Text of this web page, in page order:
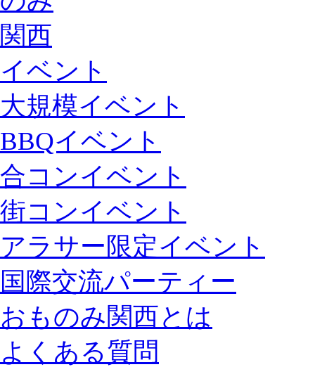
イベント
大規模イベント
BBQイベント
合コンイベント
街コンイベント
アラサー限定イベント
国際交流パーティー
おものみ関西とは
よくある質問